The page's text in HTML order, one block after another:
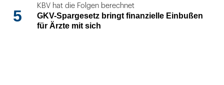
5
KBV hat die Folgen berechnet
GKV-Spargesetz bringt finanzielle Einbußen
für Ärzte mit sich